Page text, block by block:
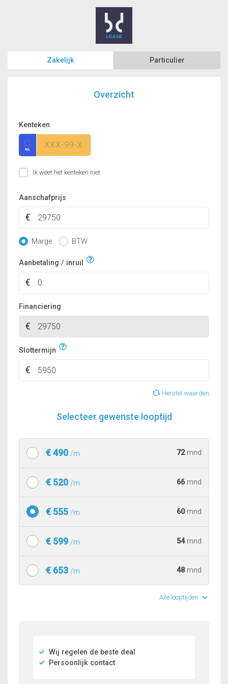
Zakelijk Particulier
Overzicht
Kenteken
Ik weet het kenteken niet
Aanschafprijs
Marge BTW
Aanbetaling / inruil
Financiering
Slottermijn
Herstel waarden
Selecteer gewenste looptijd
€ 490/m 72 mnd
€ 520 /m 66 mnd
€ 555 /m 60 mnd
€ 599 /m 54 mnd
€ 653/m 48 mnd
Alle looptijden
Wij regelen de beste deal
Persoonlijk contact